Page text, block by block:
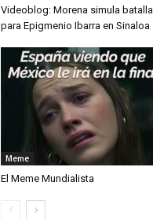
Videoblog: Morena simula batalla
para Epigmenio Ibarra en Sinaloa
Meme
El Meme Mundialista